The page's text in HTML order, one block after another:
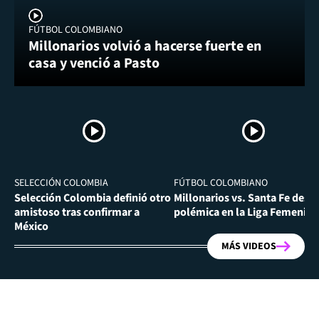
FÚTBOL COLOMBIANO
Millonarios volvió a hacerse fuerte en
casa y venció a Pasto
SELECCIÓN COLOMBIA
Selección Colombia definió otro
amistoso tras confirmar a
México
FÚTBOL COLOMBIANO
Millonarios vs. Santa Fe
polémica en la Liga Femenina
MÁS VIDEOS